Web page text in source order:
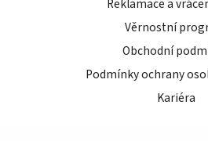
Reklamace a
Věrnostní
Obchodní
Podmínky ochrany
Kariéra